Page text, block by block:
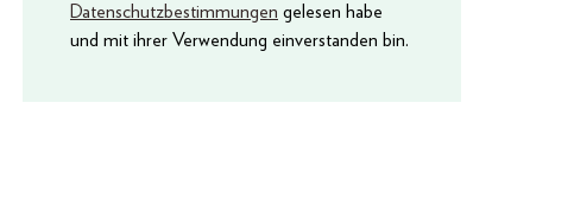
Datenschutzbestimmungen gelesen habe
und mit ihrer Verwendung einverstanden bin.